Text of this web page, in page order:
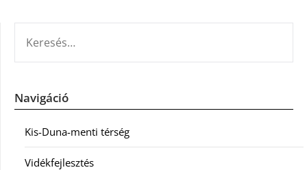
Navigáció
Kis-Duna-menti térség
Vidékfejlesztés